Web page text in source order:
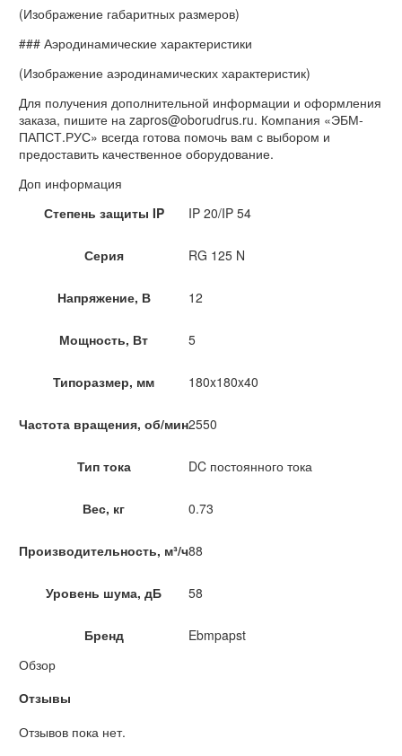
(Изображение габаритных размеров)
### Аэродинамические характеристики
(Изображение аэродинамических характеристик)
Для получения дополнительной информации и оформления
заказа, пишите на zapros@oborudrus.ru. Компания «ЭБМ-
ПАПСТ.РУС» всегда готова помочь вам с выбором и
предоставить качественное оборудование.
Доп информация
Степень защиты IP
IP 20/IP 54
Серия RG 125 N
Напряжение, В 12
Мощность, Вт 5
Типоразмер, мм 180x180x40
Частота вращения, об/мин2550
Тип тока DC постоянного тока
Вес, кг 0.73
Производительность, м³/ч88
Уровень шума, дБ 58
Бренд
Ebmpapst
Обзор
Отзывы
Отзывов пока нет.